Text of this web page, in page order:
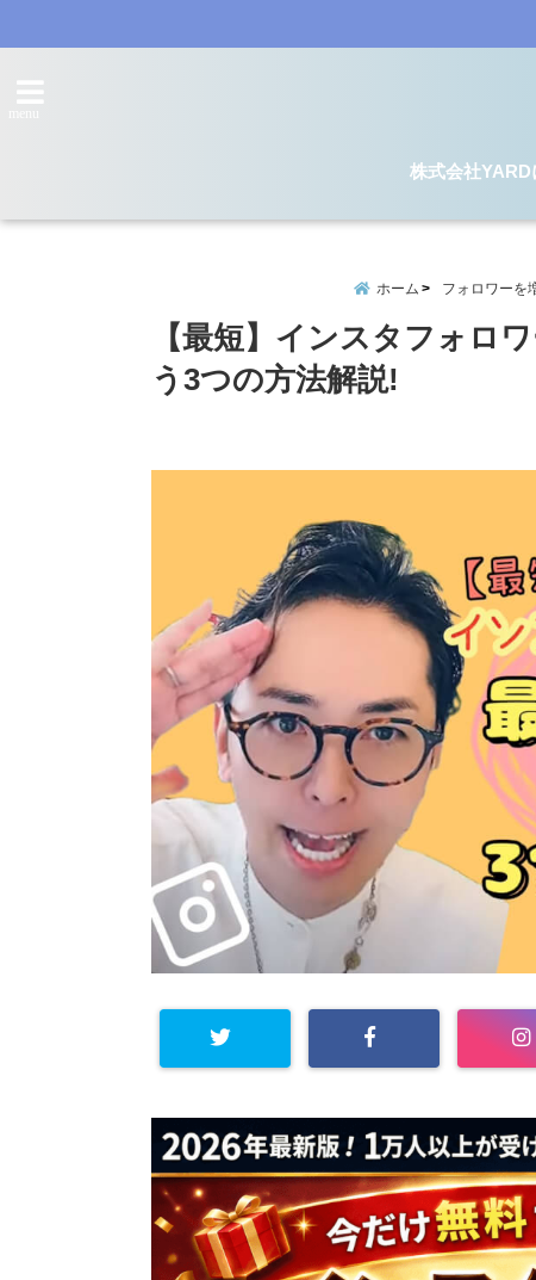
株式会社YARD
ホーム フォロワーを
【最短】インスタフォロ
う3つの方法解説!